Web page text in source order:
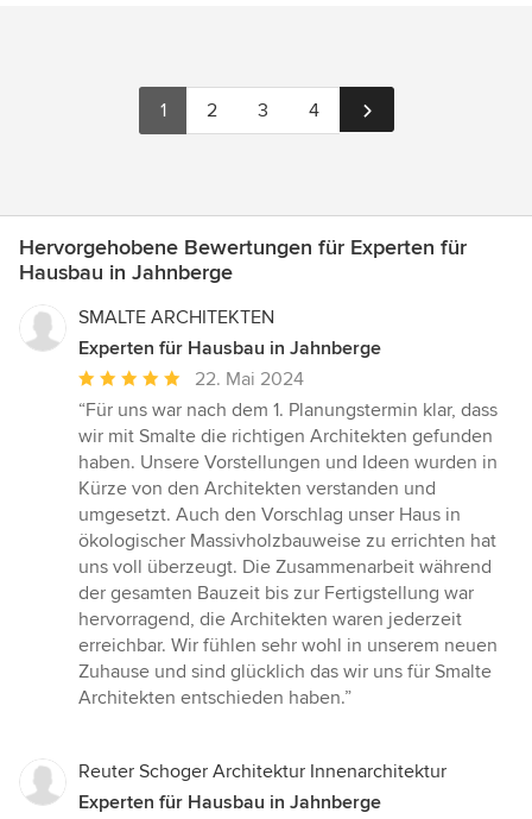
1 2 3 4
Hervorgehobene Bewertungen für Experten für
Hausbau in Jahnberge
SMALTE ARCHITEKTEN
Experten für Hausbau in Jahnberge
Durchschnittliche
Bewertung:
5
von
5
Sternen
22. Mai 2024
“Für uns war nach dem 1. Planungstermin klar, dass
wir mit Smalte die richtigen Architekten gefunden
haben. Unsere Vorstellungen und Ideen wurden in
Kürze von den Architekten verstanden und
umgesetzt. Auch den Vorschlag unser Haus in
ökologischer Massivholzbauweise zu errichten hat
uns voll überzeugt. Die Zusammenarbeit während
der gesamten Bauzeit bis zur Fertigstellung war
hervorragend, die Architekten waren jederzeit
erreichbar. Wir fühlen sehr wohl in unserem neuen
Zuhause und sind glücklich das wir uns für Smalte
Architekten entschieden haben.”
Reuter Schoger Architektur Innenarchitektur
Experten für Hausbau in Jahnberge